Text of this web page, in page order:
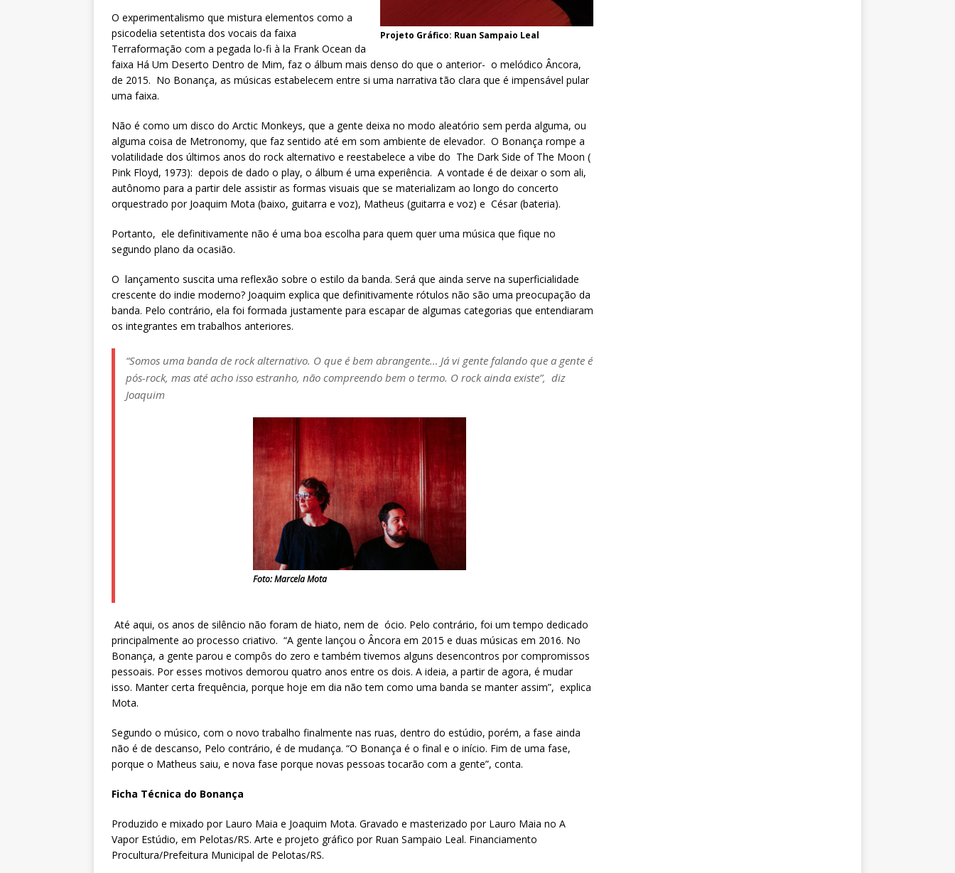
Projeto Gráfico: Ruan Sampaio Leal
O experimentalismo que mistura elementos como a
psicodelia setentista dos vocais da faixa
Terraformação com a pegada lo-fi à la Frank Ocean da
faixa Há Um Deserto Dentro de Mim, faz o álbum mais denso do que o anterior- o melódico Âncora,
de 2015. No Bonança, as músicas estabelecem entre si uma narrativa tão clara que é impensável pular
uma faixa.
Não é como um disco do Arctic Monkeys, que a gente deixa no modo aleatório sem perda alguma, ou
alguma coisa de Metronomy, que faz sentido até em som ambiente de elevador. O Bonança rompe a
volatilidade dos últimos anos do rock alternativo e reestabelece a vibe do The Dark Side of The Moon (
Pink Floyd, 1973): depois de dado o play, o álbum é uma experiência. A vontade é de deixar o som ali,
autônomo para a partir dele assistir as formas visuais que se materializam ao longo do concerto
orquestrado por Joaquim Mota (baixo, guitarra e voz), Matheus (guitarra e voz) e César (bateria).
Portanto, ele definitivamente não é uma boa escolha para quem quer uma música que fique no
segundo plano da ocasião.
O lançamento suscita uma reflexão sobre o estilo da banda. Será que ainda serve na superficialidade
crescente do indie moderno? Joaquim explica que definitivamente rótulos não são uma preocupação da
banda. Pelo contrário, ela foi formada justamente para escapar de algumas categorias que entendiaram
os integrantes em trabalhos anteriores.
“Somos uma banda de rock alternativo. O que é bem abrangente… Já vi gente falando que a gente é
pós-rock, mas até acho isso estranho, não compreendo bem o termo. O rock ainda existe”, diz
Joaquim
Foto: Marcela Mota
Até aqui, os anos de silêncio não foram de hiato, nem de ócio. Pelo contrário, foi um tempo dedicado
principalmente ao processo criativo. “A gente lançou o Âncora em 2015 e duas músicas em 2016. No
Bonança, a gente parou e compôs do zero e também tivemos alguns desencontros por compromissos
pessoais. Por esses motivos demorou quatro anos entre os dois. A ideia, a partir de agora, é mudar
isso. Manter certa frequência, porque hoje em dia não tem como uma banda se manter assim”, explica
Mota.
Segundo o músico, com o novo trabalho finalmente nas ruas, dentro do estúdio, porém, a fase ainda
não é de descanso, Pelo contrário, é de mudança. “O Bonança é o final e o início. Fim de uma fase,
porque o Matheus saiu, e nova fase porque novas pessoas tocarão com a gente”, conta.
Ficha Técnica do Bonança
Produzido e mixado por Lauro Maia e Joaquim Mota. Gravado e masterizado por Lauro Maia no A
Vapor Estúdio, em Pelotas/RS. Arte e projeto gráfico por Ruan Sampaio Leal. Financiamento
Procultura/Prefeitura Municipal de Pelotas/RS.